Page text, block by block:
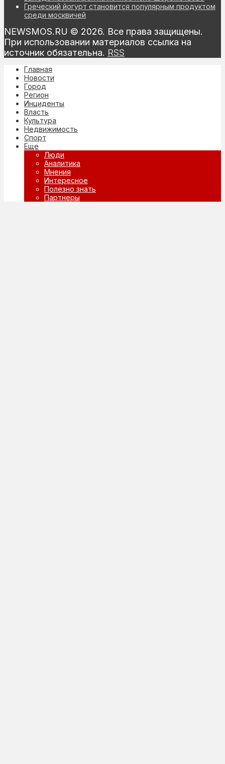
Греческий йогурт становится популярным продуктом
среди москвичей
NEWSMOS.RU © 2026. Все права защищены.
При использовании материалов ссылка на
источник обязательна. RSS
Главная
Новости
Город
Регион
Инциденты
Власть
Культура
Недвижимость
Спорт
Еще
Люди
Аналитика
Мнения
Интересное
Полезно знать
Партнеры